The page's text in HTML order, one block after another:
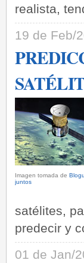
realista,
19 de Feb/
­Imagen tomada de
juntos
satélites,
predecir y
01 de Jan/